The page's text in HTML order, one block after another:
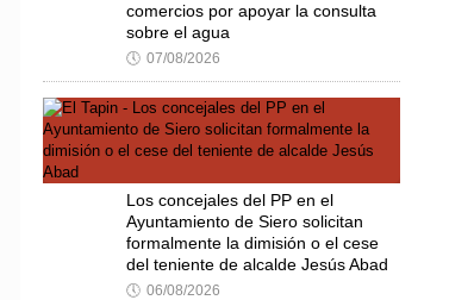
comercios por apoyar la consulta
sobre el agua
🕔 07/08/2026
Los concejales del PP en el
Ayuntamiento de Siero solicitan
formalmente la dimisión o el cese
del teniente de alcalde Jesús Abad
🕔 06/08/2026